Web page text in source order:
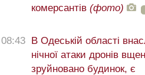
комерсантів (фото)
08:43 В Одеській області
нічної атаки дронів
зруйновано будинок, є